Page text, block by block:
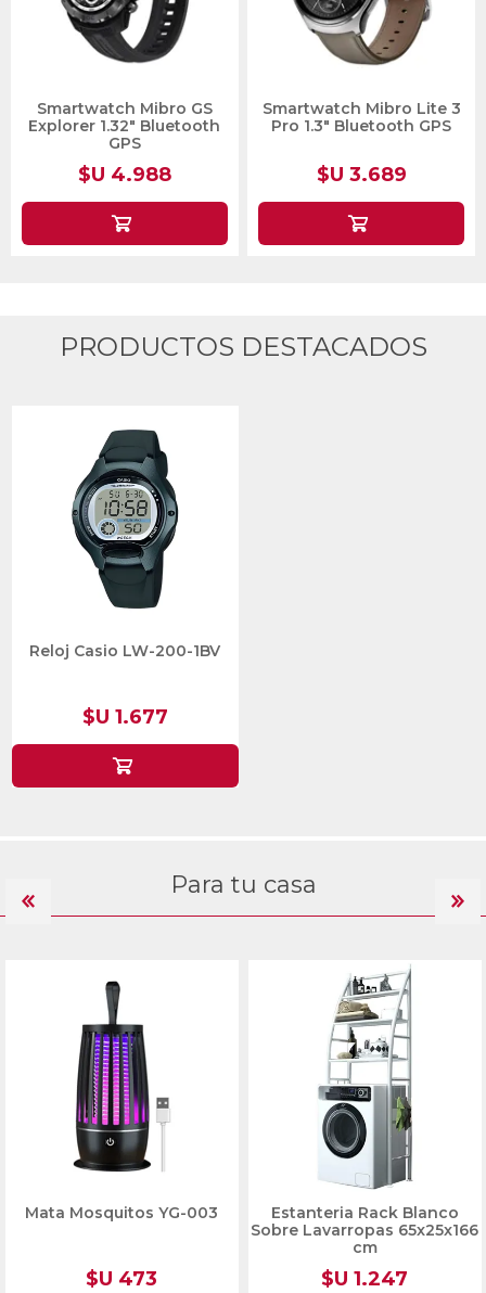
Smartwatch Mibro GS
Explorer 1.32" Bluetooth
GPS
$U 4.988
Smartwatch Mibro Lite 3
Pro 1.3" Bluetooth GPS
$U 3.689
PRODUCTOS DESTACADOS
Reloj Casio LW-200-1BV
$U 1.677
Para tu casa
Estanteria Rack Blanco
$U 1.247
Perchero metálico negro
con estante bajo 110x40x150
cm
$U 387